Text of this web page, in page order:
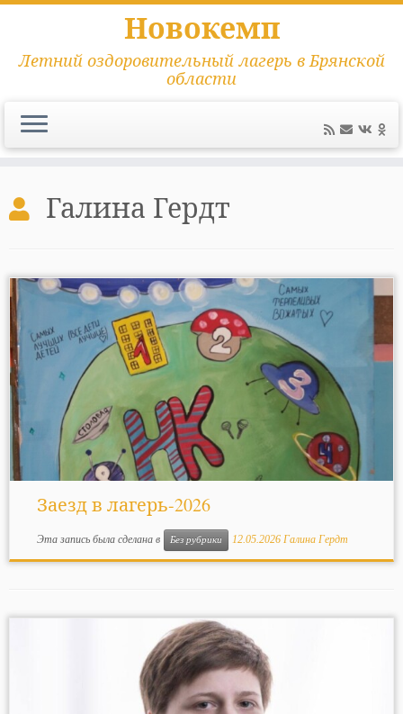
содержимому
Новокемп
Летний оздоровительный лагерь в Брянской
области
Галина Гердт
Заезд в лагерь-2026
Эта запись была сделана в Без рубрики 12.05.2026 Галина Гердт